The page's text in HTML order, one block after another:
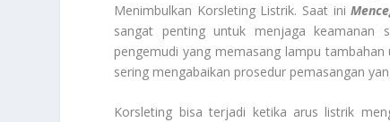
Menimbulkan Korsleting Listrik. Saat ini
sangat penting untuk menjaga keamanan
pengemudi yang memasang lampu
sering mengabaikan prosedur pemasangan
Korsleting bisa terjadi ketika arus listrik